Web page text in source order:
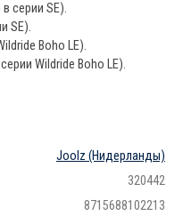
серии SE).
SE).
Boho LE).
Wildride Boho LE).
Joolz (Нидерланды)
320442
8715688102213